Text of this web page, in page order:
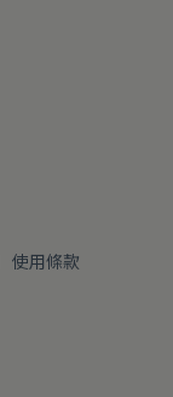
使用條款